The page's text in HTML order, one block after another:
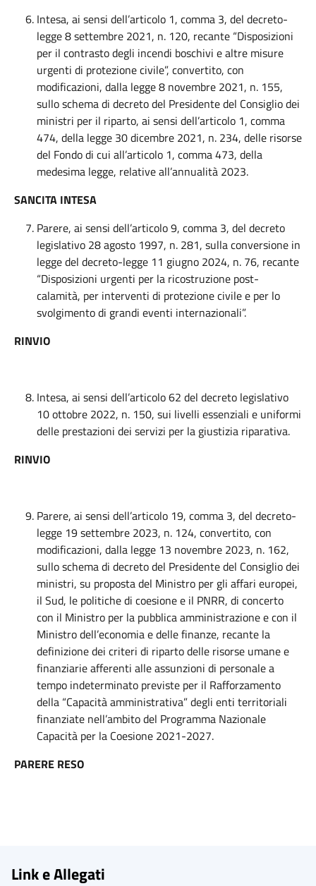
Intesa, ai sensi dell’articolo 1, comma 3, del decreto-
legge 8 settembre 2021, n. 120, recante “Disposizioni
per il contrasto degli incendi boschivi e altre misure
urgenti di protezione civile”, convertito, con
modificazioni, dalla legge 8 novembre 2021, n. 155,
sullo schema di decreto del Presidente del Consiglio dei
ministri per il riparto, ai sensi dell’articolo 1, comma
474, della legge 30 dicembre 2021, n. 234, delle risorse
del Fondo di cui all’articolo 1, comma 473, della
medesima legge, relative all’annualità 2023.
SANCITA INTESA
Parere, ai sensi dell’articolo 9, comma 3, del decreto
legislativo 28 agosto 1997, n. 281, sulla conversione in
legge del decreto-legge 11 giugno 2024, n. 76, recante
“Disposizioni urgenti per la ricostruzione post-
calamità, per interventi di protezione civile e per lo
svolgimento di grandi eventi internazionali”.
RINVIO
Intesa, ai sensi dell’articolo 62 del decreto legislativo
10 ottobre 2022, n. 150, sui livelli essenziali e uniformi
delle prestazioni dei servizi per la giustizia riparativa.
RINVIO
Parere, ai sensi dell’articolo 19, comma 3, del decreto-
legge 19 settembre 2023, n. 124, convertito, con
modificazioni, dalla legge 13 novembre 2023, n. 162,
sullo schema di decreto del Presidente del Consiglio dei
ministri, su proposta del Ministro per gli affari europei,
il Sud, le politiche di coesione e il PNRR, di concerto
con il Ministro per la pubblica amministrazione e con il
Ministro dell’economia e delle finanze, recante la
definizione dei criteri di riparto delle risorse umane e
finanziarie afferenti alle assunzioni di personale a
tempo indeterminato previste per il Rafforzamento
della “Capacità amministrativa” degli enti territoriali
finanziate nell’ambito del Programma Nazionale
Capacità per la Coesione 2021-2027.
PARERE RESO
Link e Allegati